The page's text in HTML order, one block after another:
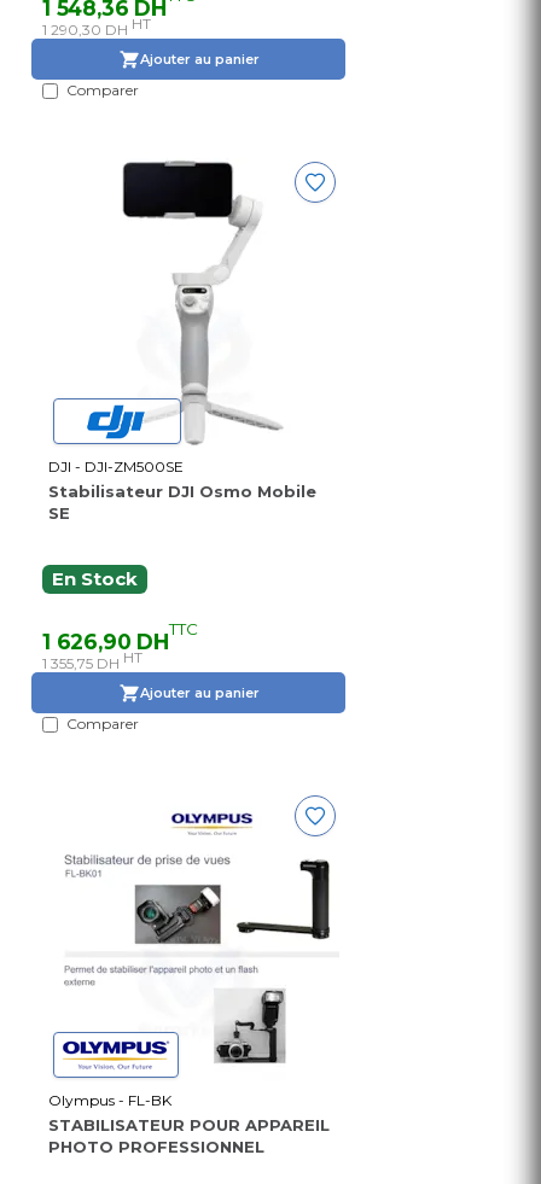
1 548,36 DH
1 290,30 DH HT
Ajouter au panier
Comparer
DJI - DJI-ZM500SE
Stabilisateur DJI Osmo Mobile
SE
En Stock
1 626,90 DHTTC
1 355,75 DH HT
Ajouter au panier
Comparer
Olympus - FL-BK
STABILISATEUR POUR APPAREIL
PHOTO PROFESSIONNEL